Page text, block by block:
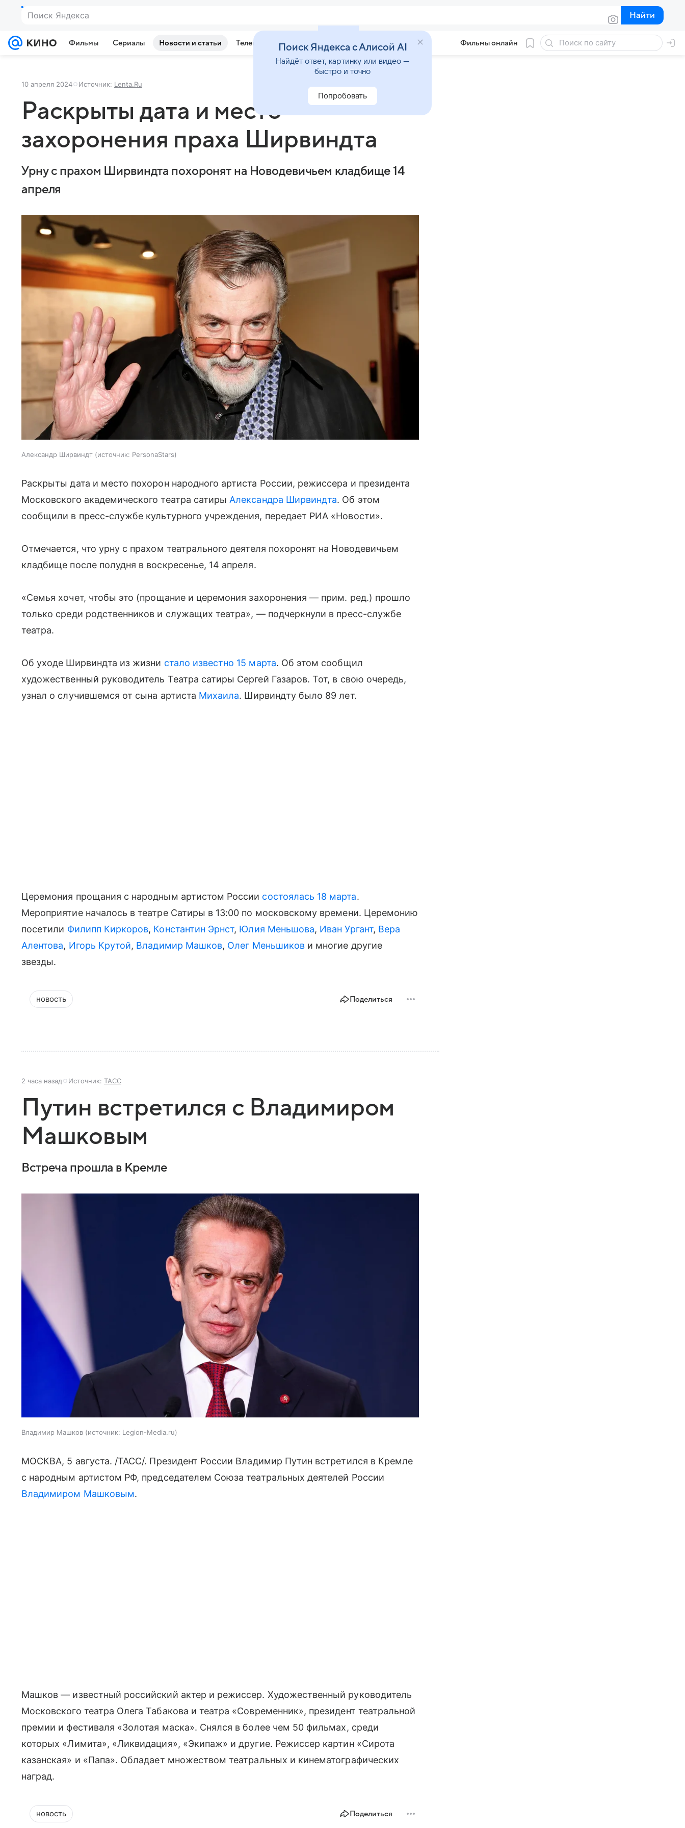
Поиск Яндекса Найти
Найти
Фильмы Сериалы Новости и статьи Телепрограмма Звезды Фильмы онлайн
10 апреля 2024 Источник: Lenta.Ru
Раскрыты дата и место
захоронения праха Ширвиндта
Урну с прахом Ширвиндта похоронят на Новодевичьем кладбище 14
апреля
Александр Ширвиндт источник: PersonaStars
Раскрыты дата и место похорон народного артиста России, режиссера и президента
Московского академического театра сатиры Александра Ширвиндта. Об этом
сообщили в пресс-службе культурного учреждения, передает РИА «Новости».
Отмечается, что урну с прахом театрального деятеля похоронят на Новодевичьем
кладбище после полудня в воскресенье, 14 апреля.
«Семья хочет, чтобы это (прощание и церемония захоронения — прим. ред.) прошло
только среди родственников и служащих театра», — подчеркнули в пресс-службе
театра.
Об уходе Ширвиндта из жизни стало известно 15 марта. Об этом сообщил
художественный руководитель Театра сатиры Сергей Газаров. Тот, в свою очередь,
узнал о случившемся от сына артиста Михаила. Ширвиндту было 89 лет.
Церемония прощания с народным артистом России состоялась 18 марта.
Мероприятие началось в театре Сатиры в 13:00 по московскому времени. Церемонию
посетили Филипп Киркоров, Константин Эрнст, Юлия Меньшова, Иван Ургант, Вера
Алентова, Игорь Крутой, Владимир Машков, Олег Меньшиков и многие другие
звезды.
новость Поделиться
2 часа назад Источник: ТАСС
Путин встретился с Владимиром
Машковым
Встреча прошла в Кремле
Владимир Машков источник: Legion-Media.ru
МОСКВА, 5 августа. /ТАСС/. Президент России Владимир Путин встретился в Кремле
с народным артистом РФ, председателем Союза театральных деятелей России
Владимиром Машковым.
Машков — известный российский актер и режиссер. Художественный руководитель
Московского театра Олега Табакова и театра «Современник», президент театральной
премии и фестиваля «Золотая маска». Снялся в более чем 50 фильмах, среди
которых «Лимита», «Ликвидация», «Экипаж» и другие. Режиссер картин «Сирота
казанская» и «Папа». Обладает множеством театральных и кинематографических
наград.
новость Поделиться
Поиск Яндекса с Алисой AI
Найдёт ответ, картинку или видео —
быстро и точно
Попробовать